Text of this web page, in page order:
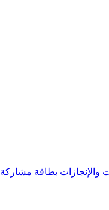
والإنجازات بطاقة مشاركة